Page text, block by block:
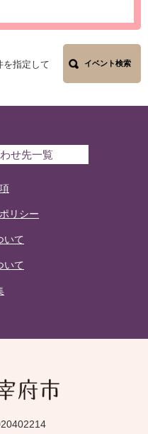
を指定して
イベント検索
せ先一覧
リシー
いて
いて